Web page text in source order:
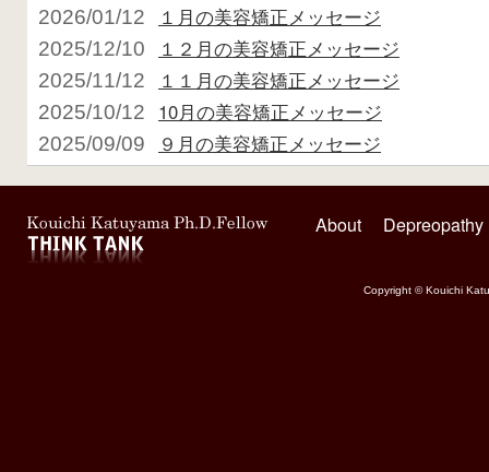
2026/01/12 １月の美容矯正メッセージ
2025/12/10 １２月の美容矯正メッセージ
2025/11/12 １１月の美容矯正メッセージ
2025/10/12 10月の美容矯正メッセージ
2025/09/09 ９月の美容矯正メッセージ
About Depreopathy
Copyright © Kouichi